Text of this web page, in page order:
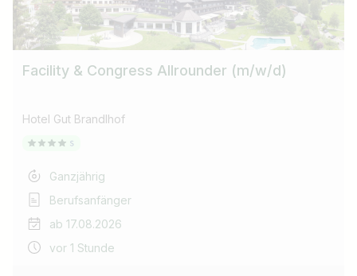
Facility & Congress Allrounder (m/w/d)
Hotel Gut Brandlhof
Ganzjährig
Berufsanfänger
ab 17.08.2026
vor 1 Stunde